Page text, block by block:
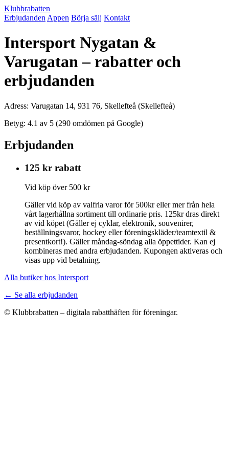
Klubbrabatten
Erbjudanden Appen Börja sälj Kontakt
Intersport Nygatan &
Varugatan – rabatter och
erbjudanden
Adress: Varugatan 14, 931 76, Skellefteå (Skellefteå)
Betyg: 4.1 av 5 (290 omdömen på Google)
Erbjudanden
125 kr rabatt
Vid köp över 500 kr
Gäller vid köp av valfria varor för 500kr eller mer från hela
vårt lagerhållna sortiment till ordinarie pris. 125kr dras direkt
av vid köpet (Gäller ej cyklar, elektronik, souvenirer,
beställningsvaror, hockey eller föreningskläder/teamtextil &
presentkort!). Gäller måndag-söndag alla öppettider. Kan ej
kombineras med andra erbjudanden. Kupongen aktiveras och
visas upp vid betalning.
Alla butiker hos Intersport
← Se alla erbjudanden
© Klubbrabatten – digitala rabatthäften för föreningar.